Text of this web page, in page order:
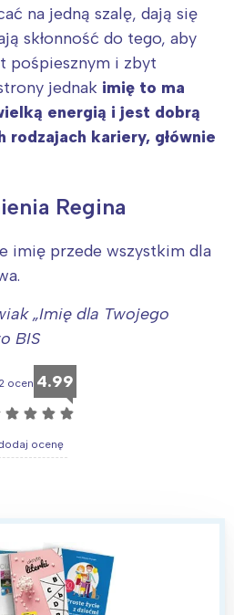
na jedną szalę, dają się
skłonność do tego, aby
pośpiesznym i zbyt
jednak imię to ma
energią i jest dobrą
rodzajach kariery, głównie
Regina
imię przede wszystkim dla
„Imię dla Twojego
BIS
ocen 4.99
☆ ☆ ☆ ☆
ocenę